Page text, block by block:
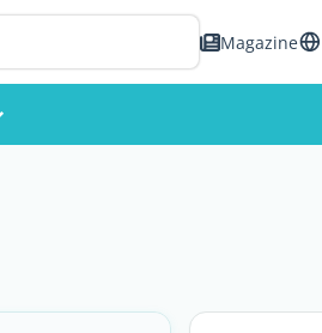
Magazine